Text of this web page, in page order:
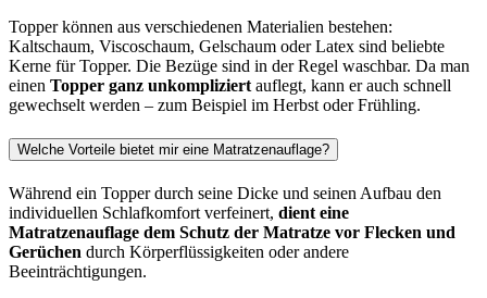
Topper können aus verschiedenen Materialien bestehen:
Kaltschaum, Viscoschaum, Gelschaum oder Latex sind beliebte
Kerne für Topper. Die Bezüge sind in der Regel waschbar. Da man
einen Topper ganz unkompliziert auflegt, kann er auch schnell
gewechselt werden – zum Beispiel im Herbst oder Frühling.
Welche Vorteile bietet mir eine Matratzenauflage?
Während ein Topper durch seine Dicke und seinen Aufbau den
individuellen Schlafkomfort verfeinert, dient eine
Matratzenauflage dem Schutz der Matratze vor Flecken und
Gerüchen durch Körperflüssigkeiten oder andere
Beeinträchtigungen.